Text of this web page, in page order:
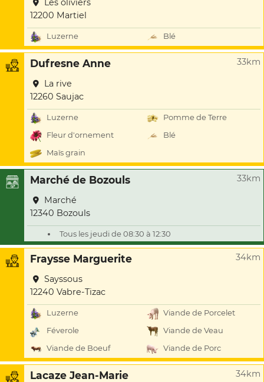
Les oliviers
12200 Martiel
Luzerne Blé
Dufresne Anne 33km
La rive
12260 Saujac
Luzerne
Pomme de Terre
Fleur d'ornement
Blé
Maïs grain
Marché de Bozouls 33km
Marché
12340 Bozouls
Tous les jeudi de 08:30 à 12:30
Fraysse Marguerite 34km
Sayssous
12240 Vabre-Tizac
Luzerne
Viande de Porcelet
Féverole
Viande de Veau
Viande de Boeuf
Viande de Porc
Lacaze Jean-Marie 34km